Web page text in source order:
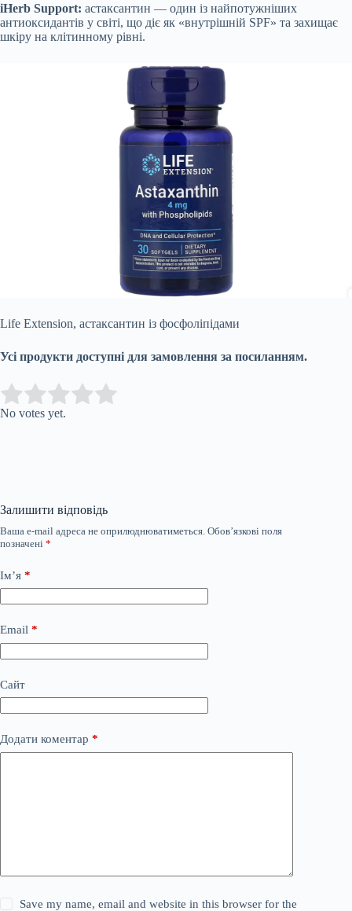
iHerb Support: астаксантин — один із найпотужніших
антиоксидантів у світі, що діє як «внутрішній SPF» та захищає
шкіру на клітинному рівні.
Life Extension, астаксантин із фосфоліпідами
Усі продукти доступні для замовлення за посиланням.
Rate this item:
No votes yet.
Залишити відповідь
Ваша e-mail адреса не оприлюднюватиметься. Обов’язкові поля
позначені *
Ім’я *
Email *
Сайт
Додати коментар *
Save my name, email and website in this browser for the